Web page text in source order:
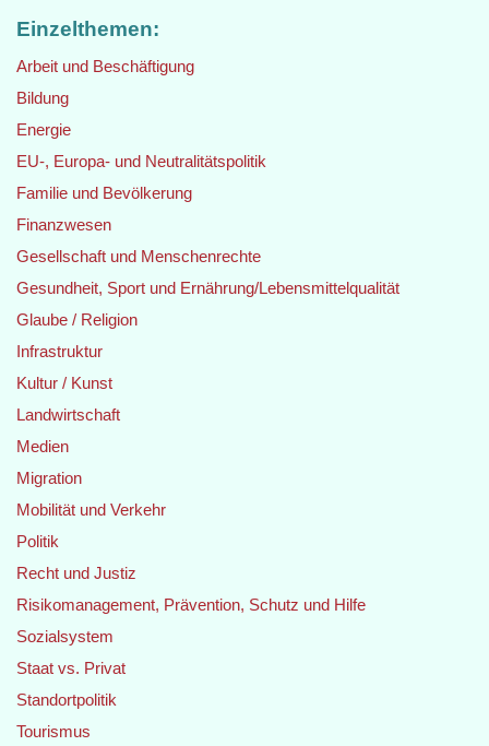
Einzelthemen:
Arbeit und Beschäftigung
Bildung
Energie
EU-, Europa- und Neutralitätspolitik
Familie und Bevölkerung
Finanzwesen
Gesellschaft und Menschenrechte
Gesundheit, Sport und Ernährung/Lebensmittelqualität
Glaube / Religion
Infrastruktur
Kultur / Kunst
Landwirtschaft
Medien
Migration
Mobilität und Verkehr
Politik
Recht und Justiz
Risikomanagement, Prävention, Schutz und Hilfe
Sozialsystem
Staat vs. Privat
Standortpolitik
Tourismus